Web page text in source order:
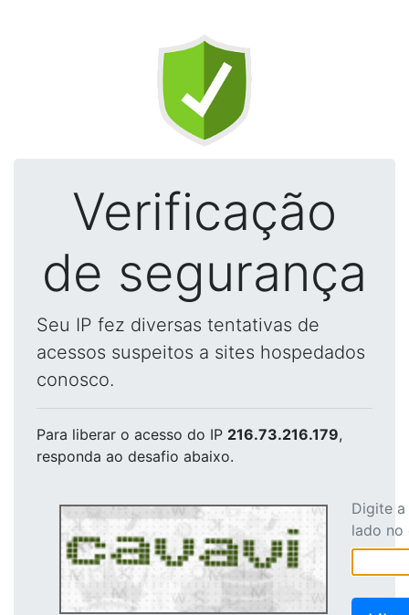
Verificação
de segurança
Seu IP fez diversas tentativas de
acessos suspeitos a sites hospedados
conosco.
Para liberar o acesso do IP 216.73.216.179,
responda ao desafio abaixo.
Digite
lado no